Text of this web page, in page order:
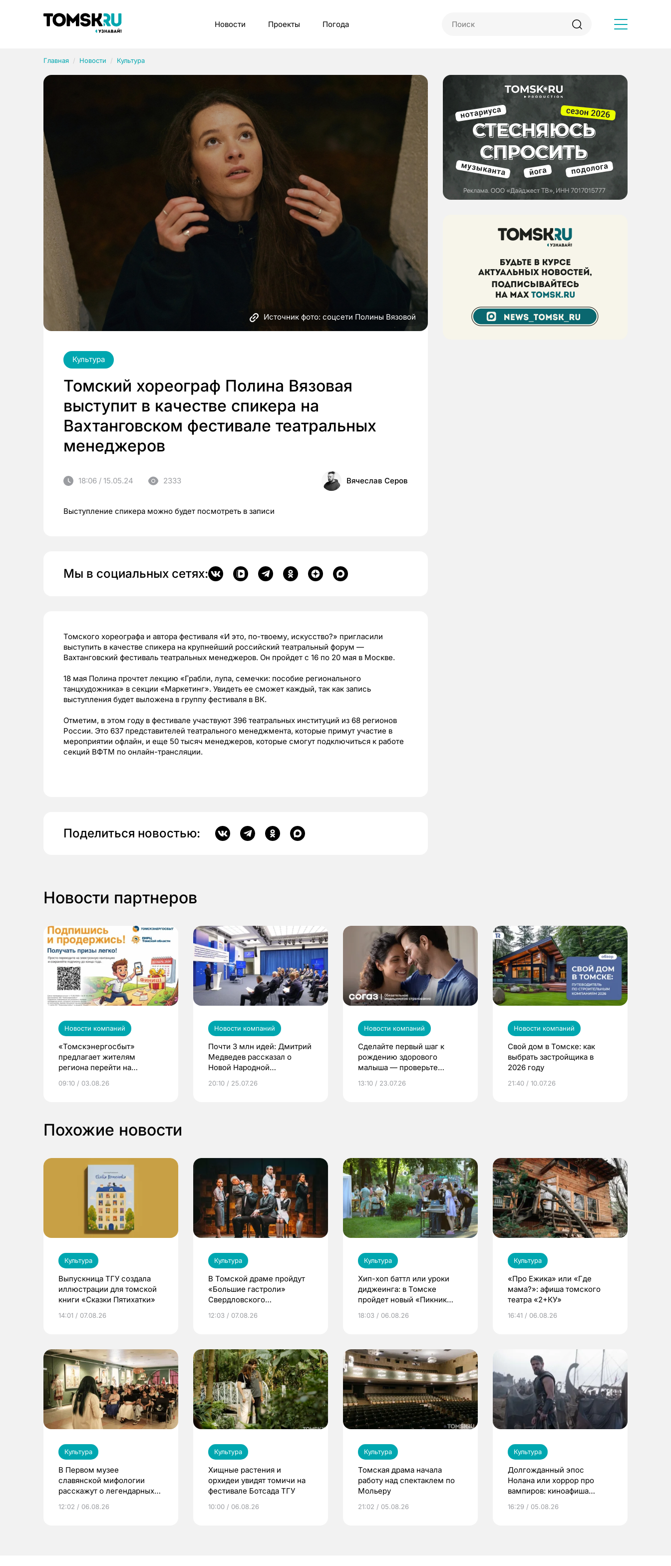
Новости Проекты Погода
Главная Новости Культура
Источник фото: соцсети Полины Вязовой
Культура
Томский хореограф Полина Вязовая
выступит в качестве спикера на
Вахтанговском фестивале театральных
менеджеров
18:06 / 15.05.24 2333 Вячеслав Серов
Выступление спикера можно будет посмотреть в записи
Мы в социальных сетях:
Томского хореографа и автора фестиваля «И это, по-твоему, искусство?» пригласили
выступить в качестве спикера на крупнейший российский театральный форум —
Вахтанговский фестиваль театральных менеджеров. Он пройдет с 16 по 20 мая в Москве.
18 мая Полина прочтет лекцию «Грабли, лупа, семечки: пособие регионального
танцхудожника» в секции «Маркетинг». Увидеть ее сможет каждый, так как запись
выступления будет выложена в группу фестиваля в ВК.
Отметим, в этом году в фестивале участвуют 396 театральных институций из 68 регионов
России. Это 637 представителей театрального менеджмента, которые примут участие в
мероприятии офлайн, и еще 50 тысяч менеджеров, которые смогут подключиться к работе
секций ВФТМ по онлайн-трансляции.
Поделиться новостью:
Новости партнеров
Новости компаний
«Томскэнергосбыт»
предлагает жителям
региона перейти на
выиграть призы
09:10 / 03.08.26
Новости компаний
Почти 3 млн идей: Дмитрий
Медведев рассказал о
Новой Народной
20:10 / 25.07.26
Новости компаний
Сделайте первый шаг к
рождению здорового
малыша — проверьте
по ОМС!
13:10 / 23.07.26
Новости компаний
Свой дом в Томске: как
выбрать застройщика в
2026 году
21:40 / 10.07.26
Похожие новости
Культура
Выпускница ТГУ создала
иллюстрации для томской
книги «Сказки Пятихатки»
14:01 / 07.08.26
Культура
В Томской драме пройдут
«Большие гастроли»
Свердловского
драмы
12:03 / 07.08.26
Культура
Хип-хоп баттл или уроки
диджеинга: в Томске
пройдет новый «Пикник
18:03 / 06.08.26
Культура
«Про Ежика» или «Где
мама?»: афиша томского
театра «2+КУ»
16:41 / 06.08.26
Культура
В Первом музее
славянской мифологии
расскажут о легендарных
12:02 / 06.08.26
Культура
Хищные растения и
орхидеи увидят томичи на
фестивале Ботсада ТГУ
10:00 / 06.08.26
Культура
Томская драма начала
работу над спектаклем по
Мольеру
21:02 / 05.08.26
Культура
Долгожданный эпос
Нолана или хоррор про
вампиров: киноафиша
16:29 / 05.08.26
Рубрики